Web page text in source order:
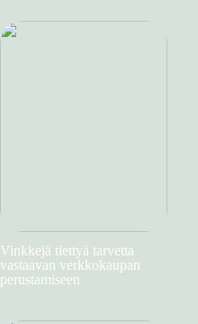
Vinkkejä tiettyä tarvetta
vastaavan verkkokaupan
perustamiseen